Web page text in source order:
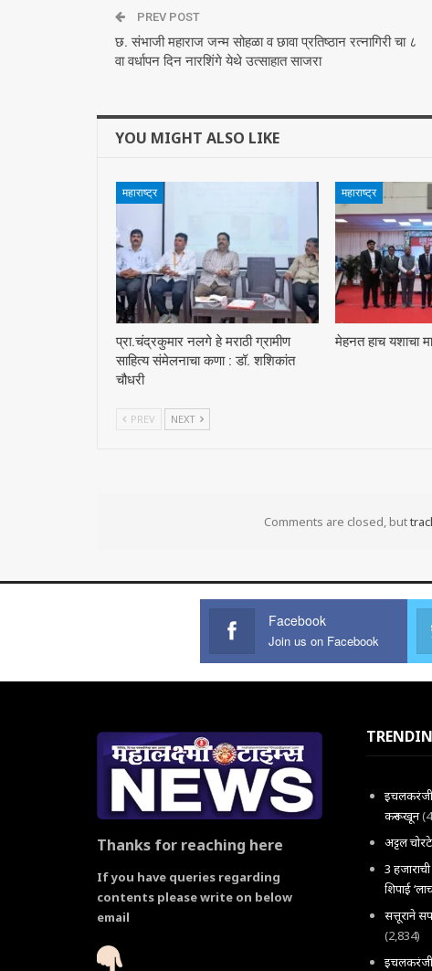
PREV POST
छ. संभाजी महाराज जन्म सोहळा व छावा प्रतिष्ठान रत्नागिरी चा ८
वा वर्धापन दिन नारशिंगे येथे उत्साहात साजरा
YOU MIGHT ALSO LIKE
महाराष्ट्र
प्रा.चंद्रकुमार नलगे हे मराठी ग्रामीण
साहित्य संमेलनाचा कणा : डॉ. शशिकांत
चौधरी
महाराष्ट्र
मेहनत हाच यशाचा
PREV NEXT
Comments are closed, but
Facebook
Join us on Facebook
Thanks for reaching here
If you have queries regarding
contents please write on below
email
करून खून
अट्टल
3 हजाराची
शिपाई
सत्तूराने
(2,834)